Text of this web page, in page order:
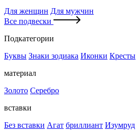
Для женщин Для мужчин
Все подвески
Подкатегории
Буквы Знаки зодиака Иконки Кресты
материал
Золото Серебро
вставки
Без вставки Агат бриллиант Изумруд